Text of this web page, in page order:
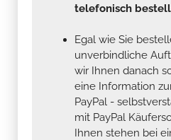
telefonisch
Egal wie Sie
unverbindliche
wir Ihnen danach
eine Information
PayPal -
mit PayPal
Ihnen stehen bei